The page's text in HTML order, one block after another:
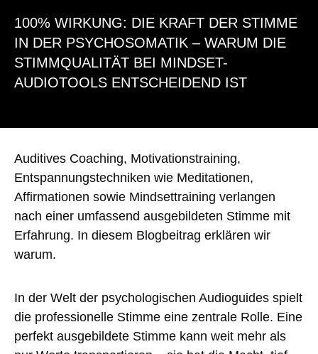
100% WIRKUNG: DIE KRAFT DER STIMME
IN DER PSYCHOSOMATIK – WARUM DIE
STIMMQUALITÄT BEI MINDSET-
AUDIOTOOLS ENTSCHEIDEND IST
Auditives Coaching, Motivationstraining,
Entspannungstechniken wie Meditationen,
Affirmationen sowie Mindsettraining verlangen
nach einer umfassend ausgebildeten Stimme mit
Erfahrung. In diesem Blogbeitrag erklären wir
warum.
In der Welt der psychologischen Audioguides spielt
die professionelle Stimme eine zentrale Rolle. Eine
perfekt ausgebildete Stimme kann weit mehr als